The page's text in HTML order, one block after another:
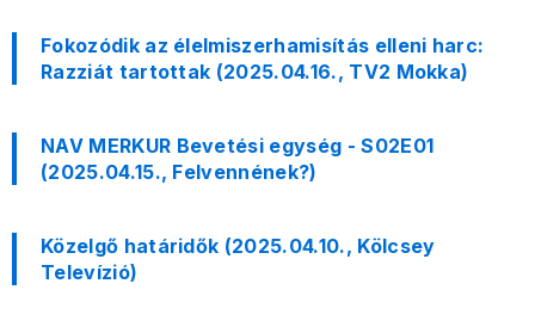
Fokozódik az élelmiszerhamisítás elleni harc:
Razziát tartottak (2025.04.16., TV2 Mokka)
NAV MERKUR Bevetési egység - S02E01
(2025.04.15., Felvennének?)
Közelgő határidők (2025.04.10., Kölcsey
Televízió)